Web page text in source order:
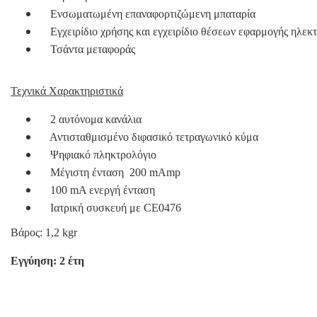
Ενσωματωμένη επαναφορτιζώμενη μπαταρία
Εγχειρίδιο χρήσης και εγχειρίδιο θέσεων εφαρμογής
Τσάντα μεταφοράς
Τεχνικά Χαρακτηριστικά
2 αυτόνομα κανάλια
Αντισταθμισμένο διφασικό τετραγωνικό κύμα
Ψηφιακό πληκτρολόγιο
Μέγιστη ένταση 200 mAmp
100 mA ενεργή ένταση
Ιατρική συσκευή με CE0476
Βάρος: 1,2 kgr
Εγγύηση: 2 έτη